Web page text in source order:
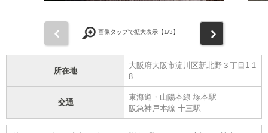
画像タップで拡大表示【1/3】
所在地
大阪府大阪市淀川区新北野３丁目1-1
8
交通
東海道・山陽本線 塚本駅
阪急神戸本線 十三駅